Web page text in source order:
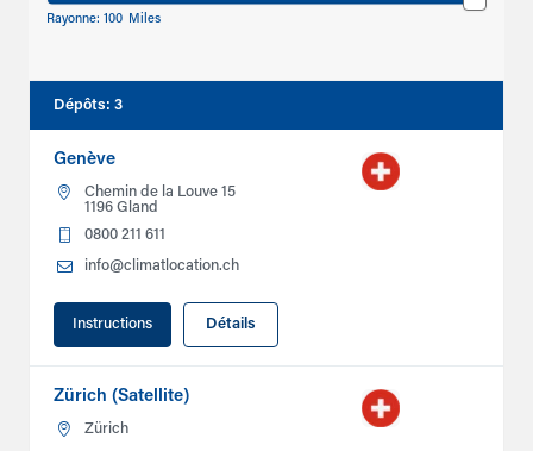
Rayonne: 100 Miles
Dépôts: 3
Genève
Chemin de la Louve 15
1196 Gland
0800 211 611
info@climatlocation.ch
Instructions Détails
Zürich (Satellite)
Zürich